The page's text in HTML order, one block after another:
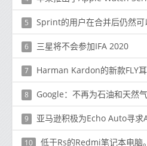
5 Sprint的用户在合并后仍然可
6 三星将不会参加IFA 2020
7 Harman Kardon的新款FLY耳机是
8 Google：不再为石油和天然
9 亚马逊积极为Echo Auto寻求
10 低于Rs的Redmi笔记本电脑。20,000（〜